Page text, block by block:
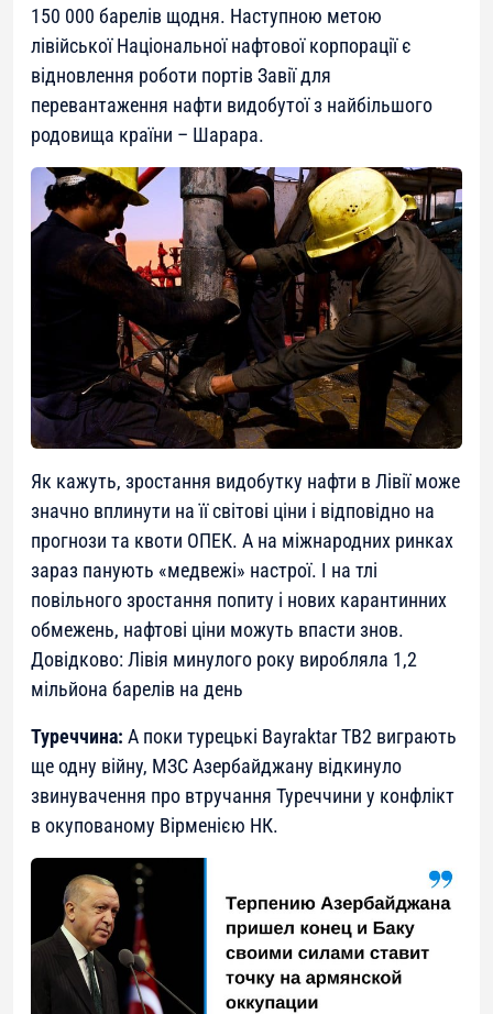
150 000 барелів щодня. Наступною метою
лівійської Національної нафтової корпорації є
відновлення роботи портів Завії для
перевантаження нафти видобутої з найбільшого
родовища країни – Шарара.
Як кажуть, зростання видобутку нафти в Лівії може
значно вплинути на її світові ціни і відповідно на
прогнози та квоти ОПЕК. А на міжнародних ринках
зараз панують «медвежі» настрої. І на тлі
повільного зростання попиту і нових карантинних
обмежень, нафтові ціни можуть впасти знов.
Довідково: Лівія минулого року виробляла 1,2
мільйона барелів на день
Туреччина: А поки турецькі Bayraktar TB2 виграють
ще одну війну, МЗС Азербайджану відкинуло
звинувачення про втручання Туреччини у конфлікт
в окупованому Вірменією НК.